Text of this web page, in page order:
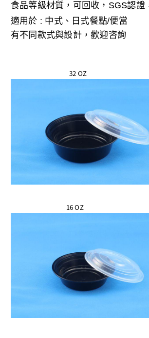
食品等級材質，可回收， SGS認證
適用於 : 中式、日式餐點/便當
有不同款式與設計，歡迎咨詢
32 OZ 24
16